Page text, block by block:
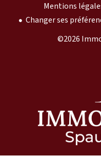
Mentions
Changer ses
©2026